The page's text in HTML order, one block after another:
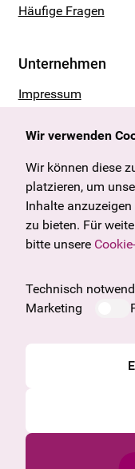
Häufige Fragen
Unternehmen
Impressum
Cookie Information
Wir verwenden
Wir können diese
platzieren, um
Inhalte
zu bieten. Für
bitte unsere
Technisch
Marketing